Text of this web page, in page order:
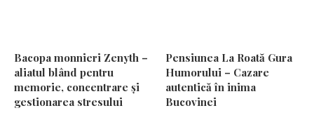
Bacopa monnieri Zenyth –
aliatul blând pentru
memorie, concentrare și
gestionarea stresului
Pensiunea La Roată Gura
Humorului – Cazare
autentică în inima
Bucovinei